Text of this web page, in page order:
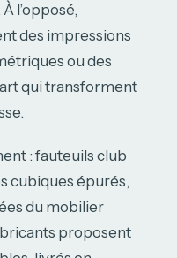
l’opposé,
des impressions
ou des
qui transforment
: fauteuils club
cubiques épurés,
du mobilier
proposent